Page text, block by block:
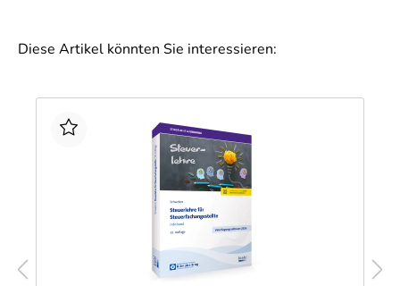
Diese Artikel könnten Sie interessieren: